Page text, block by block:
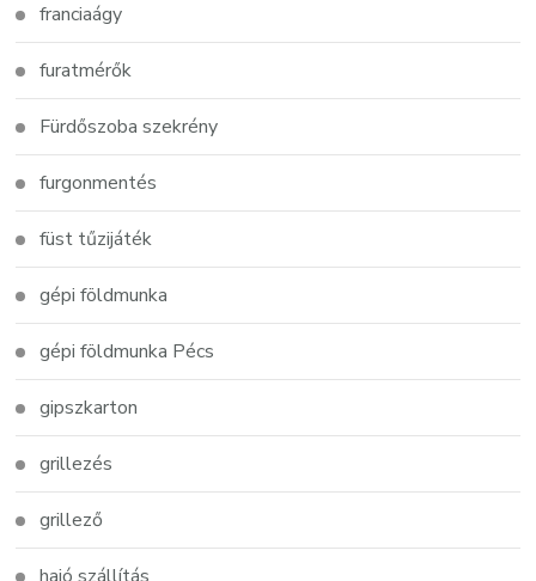
franciaágy
furatmérők
Fürdőszoba szekrény
furgonmentés
füst tűzijáték
gépi földmunka
gépi földmunka Pécs
gipszkarton
grillezés
grillező